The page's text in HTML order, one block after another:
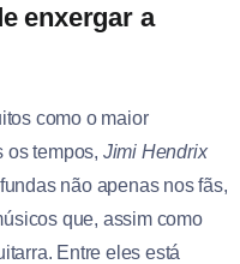
enxergar a
como o maior
os tempos, Jimi Hendrix
não apenas nos fãs,
que, assim como
Entre eles está